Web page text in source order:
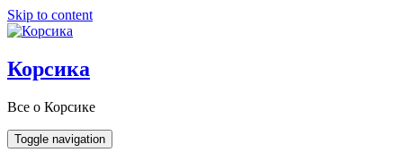
Skip to content
Корсика
Все о Корсике
Toggle navigation